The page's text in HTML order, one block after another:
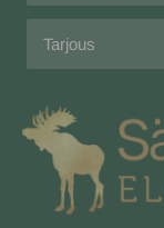
Tarjous